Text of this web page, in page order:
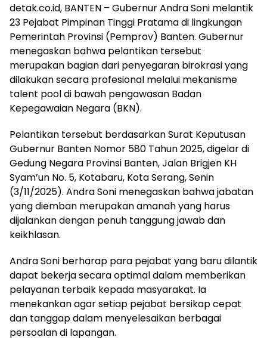
detak.co.id, BANTEN – Gubernur Andra Soni melantik
23 Pejabat Pimpinan Tinggi Pratama di lingkungan
Pemerintah Provinsi (Pemprov) Banten. Gubernur
menegaskan bahwa pelantikan tersebut
merupakan bagian dari penyegaran birokrasi yang
dilakukan secara profesional melalui mekanisme
talent pool di bawah pengawasan Badan
Kepegawaian Negara (BKN).
Pelantikan tersebut berdasarkan Surat Keputusan
Gubernur Banten Nomor 580 Tahun 2025, digelar di
Gedung Negara Provinsi Banten, Jalan Brigjen KH
Syam’un No. 5, Kotabaru, Kota Serang, Senin
(3/11/2025). Andra Soni menegaskan bahwa jabatan
yang diemban merupakan amanah yang harus
dijalankan dengan penuh tanggung jawab dan
keikhlasan.
Andra Soni berharap para pejabat yang baru dilantik
dapat bekerja secara optimal dalam memberikan
pelayanan terbaik kepada masyarakat. Ia
menekankan agar setiap pejabat bersikap cepat
dan tanggap dalam menyelesaikan berbagai
persoalan di lapangan.